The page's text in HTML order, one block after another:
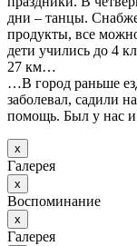
дни – танцы.
продукты, все
дети учились до 4
27 км…
…В город раньше
заболевал, садили
помощь. Был у нас и
х
Галерея
х
Воспоминание
х
Галерея